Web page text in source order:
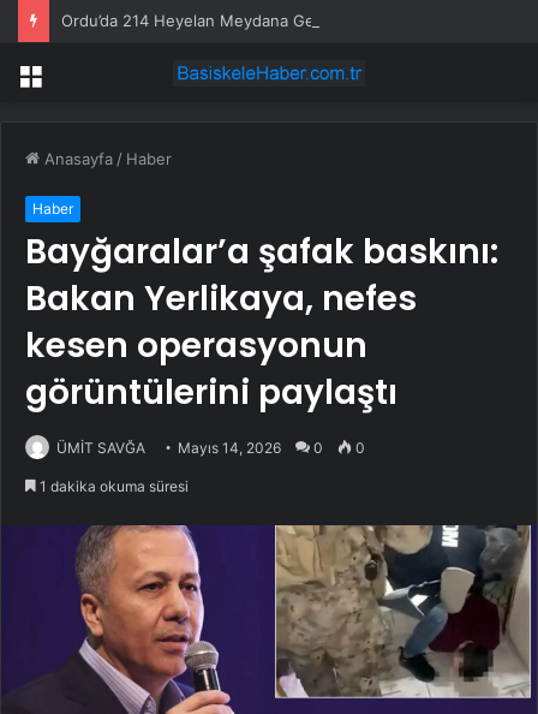
Ordu’da 214 Heyelan Meydana Geldi
Menü
Anasayfa / Haber
Haber
Bayğaralar’a şafak baskını:
Bakan Yerlikaya, nefes
kesen operasyonun
görüntülerini paylaştı
ÜMİT SAVĞA Mayıs 14, 2026 0 0
1 dakika okuma süresi